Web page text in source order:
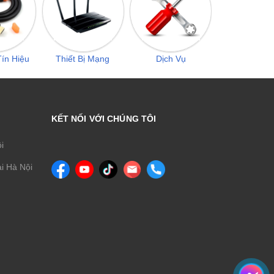
Hiệu Thiết Bị Mạng Dịch Vụ
Hà Nội
KẾT NỐI VỚI CHÚNG TÔI